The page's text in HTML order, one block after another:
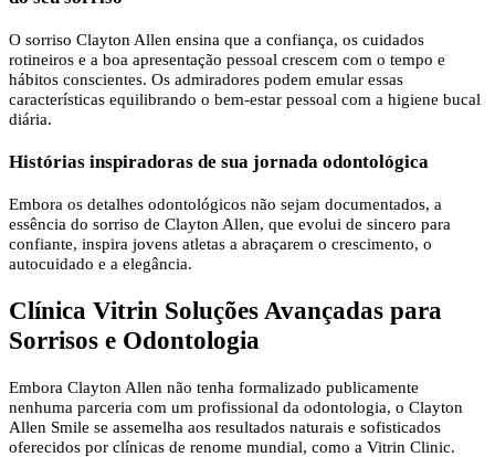
O sorriso Clayton Allen ensina que a confiança, os cuidados
rotineiros e a boa apresentação pessoal crescem com o tempo e
hábitos conscientes. Os admiradores podem emular essas
características equilibrando o bem-estar pessoal com a higiene bucal
diária.
Histórias inspiradoras de sua jornada odontológica
Embora os detalhes odontológicos não sejam documentados, a
essência do sorriso de Clayton Allen, que evolui de sincero para
confiante, inspira jovens atletas a abraçarem o crescimento, o
autocuidado e a elegância.
Clínica Vitrin Soluções Avançadas para
Sorrisos e Odontologia
Embora Clayton Allen não tenha formalizado publicamente
nenhuma parceria com um profissional da odontologia, o Clayton
Allen Smile se assemelha aos resultados naturais e sofisticados
oferecidos por clínicas de renome mundial, como a Vitrin Clinic.